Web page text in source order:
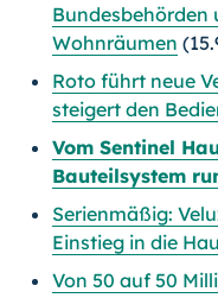
Bundesbehörden
Wohnräumen
Roto führt neue
steigert den
Vom Sentinel
Bauteilsystem
Serienmäßig:
Einstieg in die
Von 50 auf 50